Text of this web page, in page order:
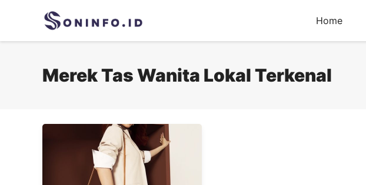
Home
Merek Tas Wanita Lokal Terkenal